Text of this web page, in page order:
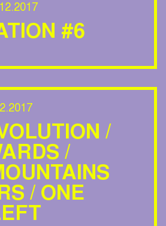
#6
/
/
/ ONE